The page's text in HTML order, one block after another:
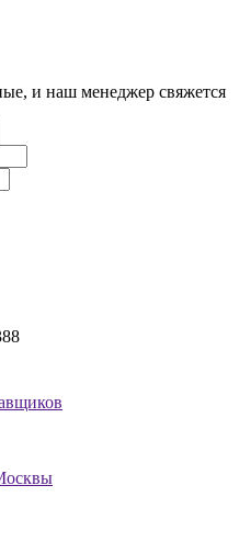
и наш менеджер свяжется